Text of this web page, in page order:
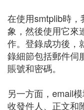
在使用smtplib時
象，然後使用它來
作。登錄成功後，
錄細節包括郵件伺
賬號和密碼。
另一方面，email
收發件人、正文和